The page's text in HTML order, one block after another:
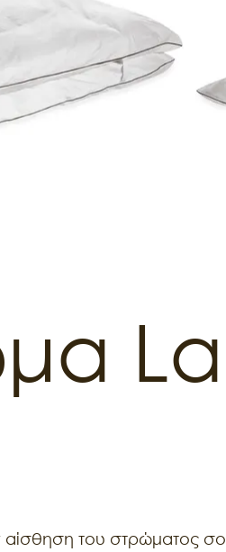
αίσθηση του στρώματος